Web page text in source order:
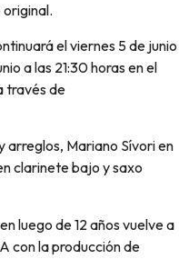
original.
el viernes 5 de junio
a las 21:30 horas en el
través de
arreglos, Mariano Sívori en
clarinete bajo y saxo
luego de 12 años vuelve a
con la producción de